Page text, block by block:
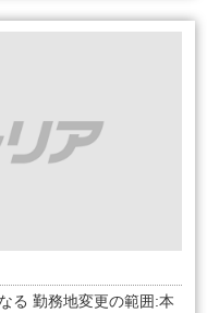
る 勤務地変更の範囲:本